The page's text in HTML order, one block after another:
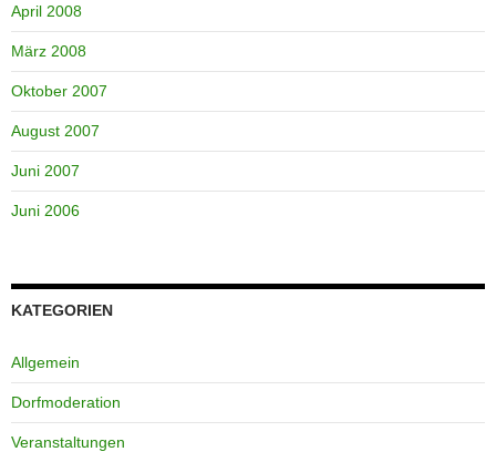
April 2008
März 2008
Oktober 2007
August 2007
Juni 2007
Juni 2006
KATEGORIEN
Allgemein
Dorfmoderation
Veranstaltungen